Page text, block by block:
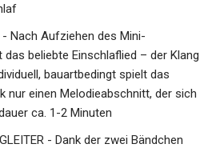
- Nach Aufziehen des Mini-
das beliebte Einschlaflied – der Klang
bauartbedingt spielt das
nur einen Melodieabschnitt, der sich
ca. 1-2 Minuten
- Dank der zwei Bändchen